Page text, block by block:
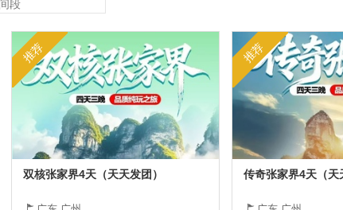
更多
更多
推荐
双核张家界4天（天天发团）
推荐
传奇张家界4天（天